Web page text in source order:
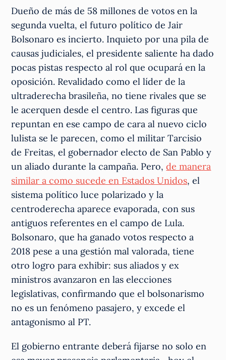
Dueño de más de 58 millones de votos en la
segunda vuelta, el futuro político de Jair
Bolsonaro es incierto. Inquieto por una pila de
causas judiciales, el presidente saliente ha dado
pocas pistas respecto al rol que ocupará en la
oposición. Revalidado como el líder de la
ultraderecha brasileña, no tiene rivales que se
le acerquen desde el centro. Las figuras que
repuntan en ese campo de cara al nuevo ciclo
lulista se le parecen, como el militar Tarcisio
de Freitas, el gobernador electo de San Pablo y
un aliado durante la campaña. Pero,de manera
similar a como sucede en Estados Unidos, el
sistema político luce polarizado y la
centroderecha aparece evaporada, con sus
antiguos referentes en el campo de Lula.
Bolsonaro, que ha ganado votos respecto a
2018 pese a una gestión mal valorada, tiene
otro logro para exhibir: sus aliados y ex
ministros avanzaron en las elecciones
legislativas, confirmando que el bolsonarismo
no es un fenómeno pasajero, y excede el
antagonismo al PT.
El gobierno entrante deberá fijarse no solo en